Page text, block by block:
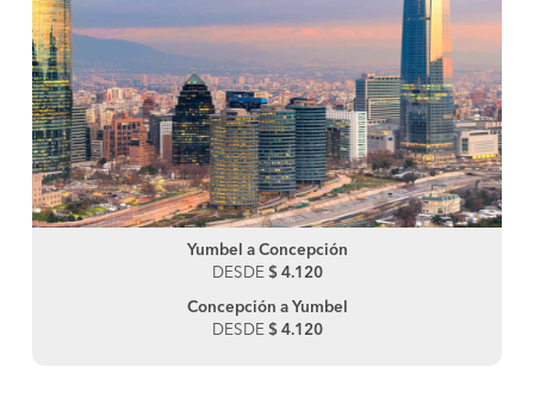
Yumbel a Concepción
DESDE $ 4.120
Concepción a Yumbel
DESDE $ 4.120